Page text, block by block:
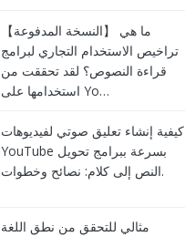
【النسخة المدفوعة】 ما هي
تراخيص الاستخدام التجاري لبرامج
قراءة النصوص؟ لقد تحققت من
استخدامها على Yo…
كيفية إنشاء تعليق صوتي لفيديوهات
YouTube بسرعة ببرامج تحويل
النص إلى كلام: نصائح وخطوات.
مثالي للتحقق من نطق اللغة